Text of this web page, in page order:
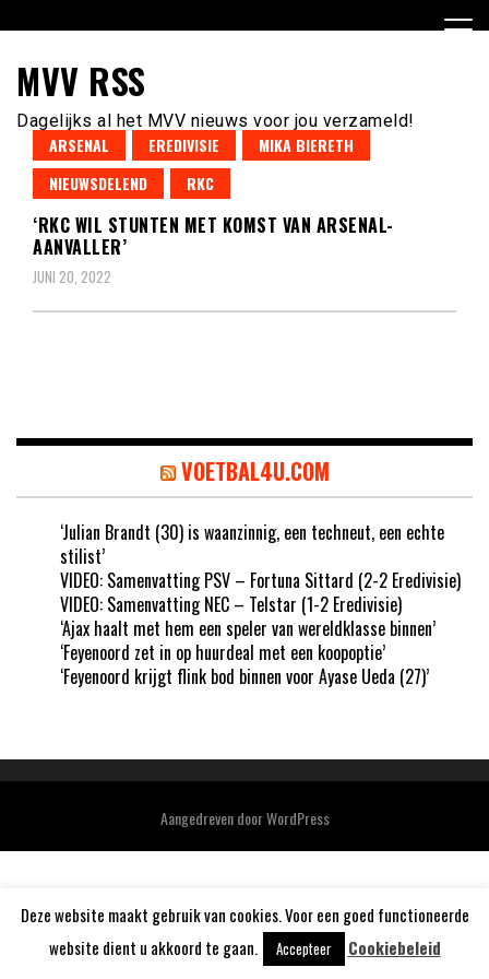
naar
inhoud
MVV RSS
Dagelijks al het MVV nieuws voor jou verzameld!
ARSENAL EREDIVISIE
MIKA BIERETH
NIEUWSDELEND
RKC
‘RKC WIL STUNTEN MET KOMST VAN ARSENAL-
AANVALLER’
JUNI 20, 2022
VOETBAL4U.COM
‘Julian Brandt (30) is waanzinnig, een techneut, een echte
stilist’
VIDEO: Samenvatting PSV – Fortuna Sittard (2-2 Eredivisie)
VIDEO: Samenvatting NEC – Telstar (1-2 Eredivisie)
‘Ajax haalt met hem een speler van wereldklasse binnen’
‘Feyenoord zet in op huurdeal met een koopoptie’
‘Feyenoord krijgt flink bod binnen voor Ayase Ueda (27)’
Aangedreven doorWordPress
Deze website maakt gebruik van cookies. Voor een goed functioneerde
website dient u akkoord te gaan.
Accepteer Cookiebeleid